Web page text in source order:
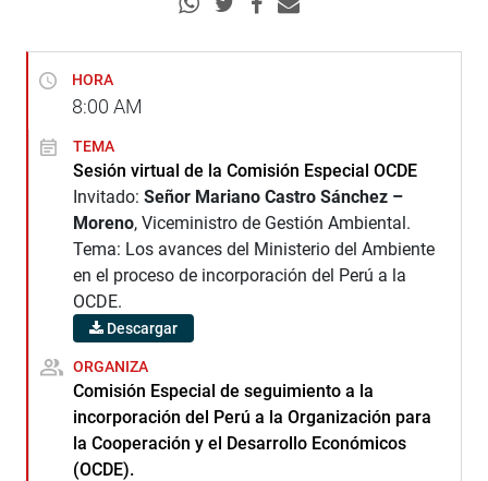
HORA
8:00 AM
TEMA
Sesión virtual de la Comisión Especial OCDE
Invitado: Señor Mariano Castro Sánchez –
Moreno, Viceministro de Gestión Ambiental.
Tema: Los avances del Ministerio del Ambiente
en el proceso de incorporación del Perú a la
OCDE.
Descargar
ORGANIZA
Comisión Especial de seguimiento a la
incorporación del Perú a la Organización para
la Cooperación y el Desarrollo Económicos
(OCDE).